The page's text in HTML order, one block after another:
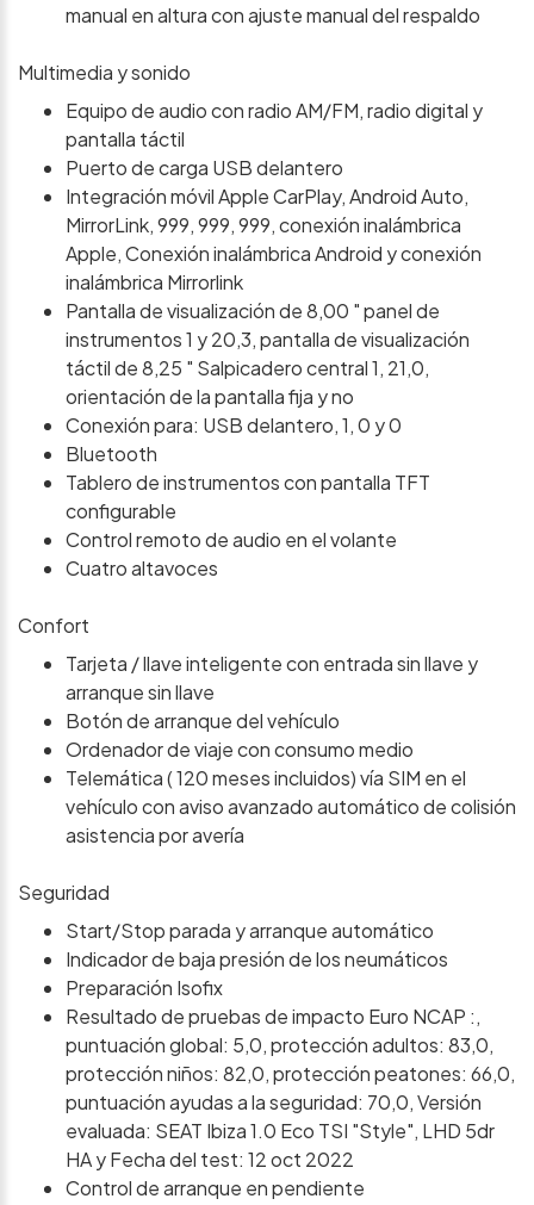
manual en altura con ajuste manual del respaldo
Multimedia y sonido
Equipo de audio con radio AM/FM, radio digital y
pantalla táctil
Puerto de carga USB delantero
Integración móvil Apple CarPlay, Android Auto,
MirrorLink, 999, 999, 999, conexión inalámbrica
Apple, Conexión inalámbrica Android y conexión
inalámbrica Mirrorlink
Pantalla de visualización de 8,00 " panel de
instrumentos 1 y 20,3, pantalla de visualización
táctil de 8,25 " Salpicadero central 1, 21,0,
orientación de la pantalla fija y no
Conexión para: USB delantero, 1, 0 y 0
Bluetooth
Tablero de instrumentos con pantalla TFT
configurable
Control remoto de audio en el volante
Cuatro altavoces
Confort
Tarjeta / llave inteligente con entrada sin llave y
arranque sin llave
Botón de arranque del vehículo
Ordenador de viaje con consumo medio
Telemática ( 120 meses incluidos) vía SIM en el
vehículo con aviso avanzado automático de colisión
asistencia por avería
Seguridad
Start/Stop parada y arranque automático
Indicador de baja presión de los neumáticos
Preparación Isofix
Resultado de pruebas de impacto Euro NCAP :,
puntuación global: 5,0, protección adultos: 83,0,
protección niños: 82,0, protección peatones: 66,0,
puntuación ayudas a la seguridad: 70,0, Versión
evaluada: SEAT Ibiza 1.0 Eco TSI "Style", LHD 5dr
HA y Fecha del test: 12 oct 2022
Control de arranque en pendiente